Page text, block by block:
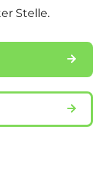
Stelle.